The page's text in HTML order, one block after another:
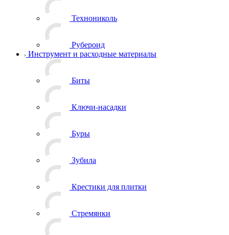
Технониколь
Рубероид
Инструмент и расходные материалы
Биты
Ключи-насадки
Буры
Зубила
Крестики для плитки
Стремянки